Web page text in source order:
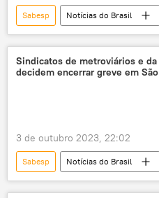
Sabesp Notícias do Brasil
Companhia Paulista de Trens
Tarcísio de Freitas
greve
Sindicatos de metroviários e da
decidem encerrar greve em
3 de outubro 2023, 22:02
Sabesp Notícias do Brasil
São Paulo
greve